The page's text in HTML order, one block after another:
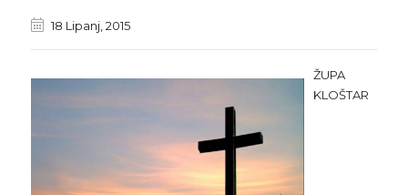
18 Lipanj, 2015
ŽUPA
KLOŠTAR